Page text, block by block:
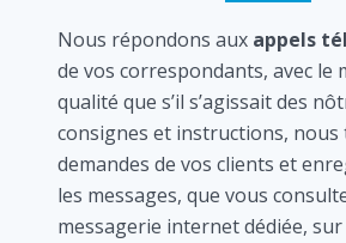
Nous répondons aux appels
de vos correspondants, avec le
qualité que s’il s’agissait des
consignes et instructions, nous
demandes de vos clients et
les messages, que vous
messagerie internet dédiée, sur